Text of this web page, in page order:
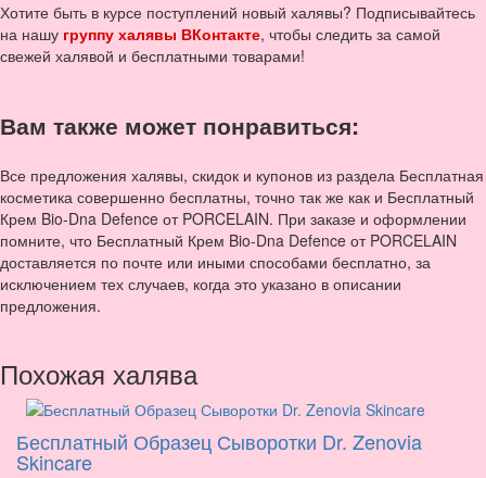
Хотите быть в курсе поступлений новый халявы? Подписывайтесь
на нашу группу халявы ВКонтакте, чтобы следить за самой
свежей халявой и бесплатными товарами!
Вам также может понравиться:
Все предложения халявы, скидок и купонов из раздела Бесплатная
косметика совершенно бесплатны, точно так же как и Бесплатный
Крем Bio-Dna Defence от PORCELAIN. При заказе и оформлении
помните, что Бесплатный Крем Bio-Dna Defence от PORCELAIN
доставляется по почте или иными способами бесплатно, за
исключением тех случаев, когда это указано в описании
предложения.
Похожая халява
Бесплатный Образец Сыворотки Dr. Zenovia
Skincare